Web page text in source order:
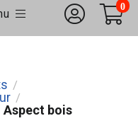
0
/
/
Aspect bois